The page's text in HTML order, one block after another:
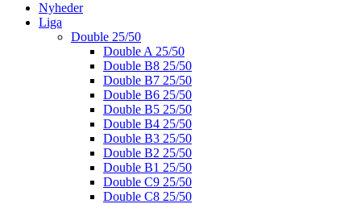
Nyheder
Liga
Double 25/50
Double A 25/50
Double B8 25/50
Double B7 25/50
Double B6 25/50
Double B5 25/50
Double B4 25/50
Double B3 25/50
Double B2 25/50
Double B1 25/50
Double C9 25/50
Double C8 25/50